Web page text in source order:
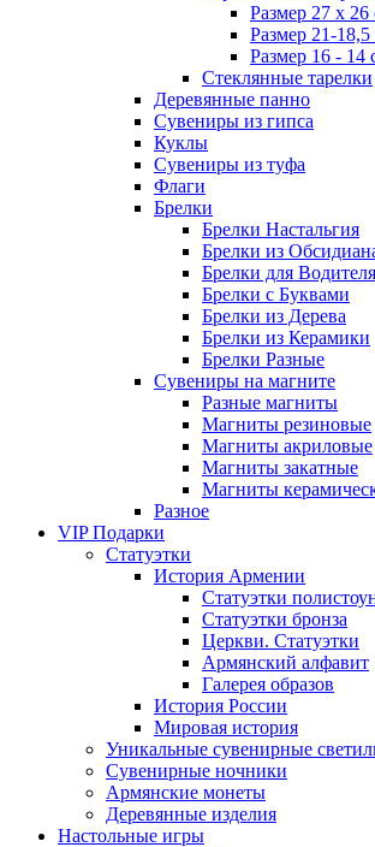
Размер 27 х 26
Размер 21-18,5
Размер 16 - 14
Стеклянные тарелки
Деревянные панно
Сувениры из гипса
Куклы
Сувениры из туфа
Флаги
Брелки
Брелки Настальгия
Брелки из
Брелки для Водителя
Брелки с Буквами
Брелки из Дерева
Брелки из Керамики
Брелки Разные
Сувениры на магните
Разные магниты
Магниты резиновые
Магниты акриловые
Магниты закатные
Магниты
Разное
VIP Подарки
Статуэтки
История Армении
Статуэтки
Статуэтки бронза
Церкви. Статуэтки
Армянский алфавит
Галерея образов
История России
Мировая история
Уникальные сувенирные
Сувенирные ночники
Армянские монеты
Деревянные изделия
Настольные игры